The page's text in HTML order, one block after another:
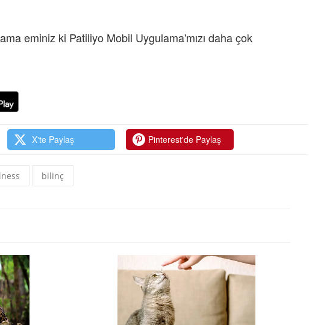
eminiz ki Patiliyo Mobil Uygulama'mızı daha çok
X'te Paylaş Pinterest'de Paylaş
bilinç